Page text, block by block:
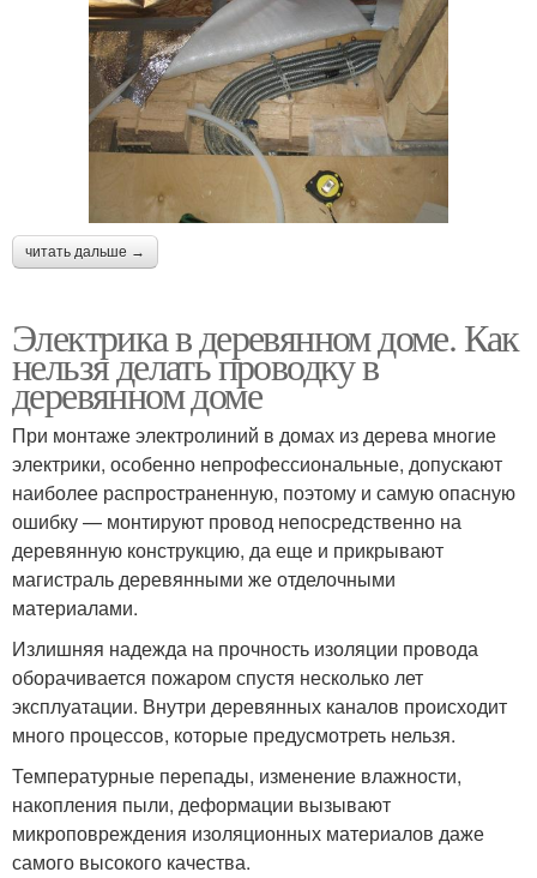
читать дальше →
Электрика в деревянном доме. Как
нельзя делать проводку в
деревянном доме
При монтаже электролиний в домах из дерева многие
электрики, особенно непрофессиональные, допускают
наиболее распространенную, поэтому и самую опасную
ошибку — монтируют провод непосредственно на
деревянную конструкцию, да еще и прикрывают
магистраль деревянными же отделочными
материалами.
Излишняя надежда на прочность изоляции провода
оборачивается пожаром спустя несколько лет
эксплуатации. Внутри деревянных каналов происходит
много процессов, которые предусмотреть нельзя.
Температурные перепады, изменение влажности,
накопления пыли, деформации вызывают
микроповреждения изоляционных материалов даже
самого высокого качества.